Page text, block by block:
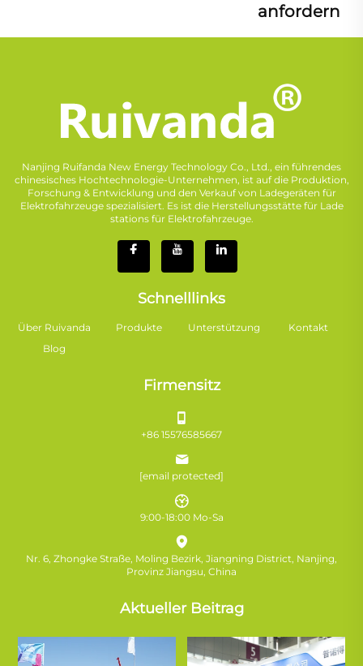
anfordern
Nanjing Ruifanda New Energy Technology Co., Ltd., ein führendes
chinesisches Hochtechnologie-Unternehmen, ist auf die Produktion,
Forschung & Entwicklung und den Verkauf von Ladegeräten für
Elektrofahrzeuge spezialisiert. Es ist die Herstellungsstätte für Lade
stations für Elektrofahrzeuge.
Schnelllinks
Über Ruivanda Produkte Unterstützung
Kontakt
Blog
Firmensitz
+86 15576585667
[email protected]
9:00-18:00 Mo-Sa
Nr. 6, Zhongke Straße, Moling Bezirk, Jiangning District, Nanjing,
Provinz Jiangsu, China
Aktueller Beitrag